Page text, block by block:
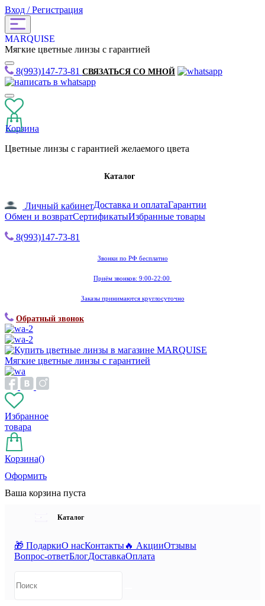
Вход / Регистрация
MARQUISE
Мягкие цветные линзы с гарантией
8(993)147-73-81 СВЯЗАТЬСЯ СО МНОЙ
Корзина
Цветные линзы с гарантией желаемого цвета
Каталог
Личный кабинетДоставка и оплатаГарантии
Обмен и возвратСертификатыИзбранные товары
8(993)147-73-81
Звонки по РФ бесплатно
Приём звонков: 9:00-22:00
Заказы принимаются круглосуточно
Обратный звонок
Мягкие цветные линзы с гарантией
Избранное
товара
Корзина()
Оформить
Ваша корзина пуста
Каталог
🎁 ПодаркиО насКонтакты🔥 АкцииОтзывы
Вопрос-ответБлогДоставкаОплата